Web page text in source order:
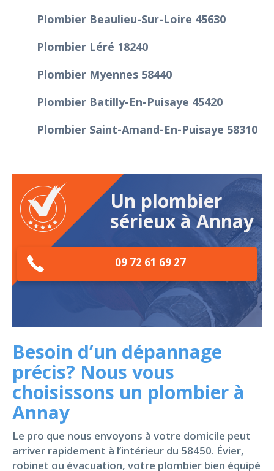
Plombier Beaulieu-Sur-Loire 45630
Plombier Léré 18240
Plombier Myennes 58440
Plombier Batilly-En-Puisaye 45420
Plombier Saint-Amand-En-Puisaye 58310
Un plombier
sérieux à Annay
09 72 61 69 27
Besoin d’un dépannage
précis? Nous vous
choisissons un plombier à
Annay
Le pro que nous envoyons à votre domicile peut
arriver rapidement à l’intérieur du 58450. Évier,
robinet ou évacuation, votre plombier bien équipé